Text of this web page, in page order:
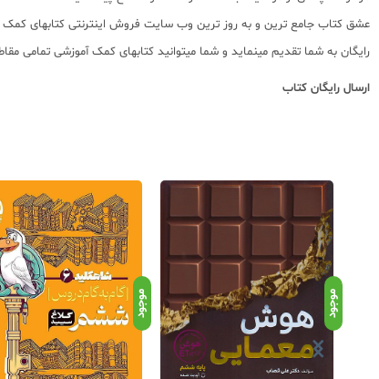
رایگان به شما تقدیم مینماید و شما میتوانید کتابهای کمک آموزشی تمامی
ارسال رایگان کتاب
موجود موجود